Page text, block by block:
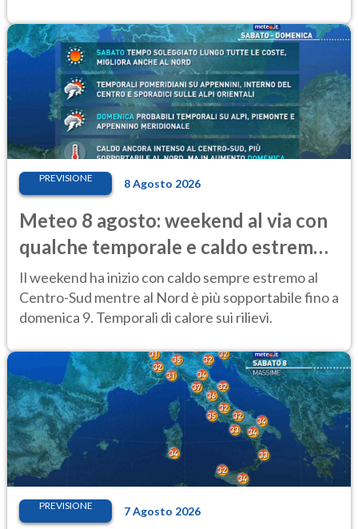
PREVISIONE 8 Agosto 2026
Meteo 8 agosto: weekend al via con
qualche temporale e caldo estremo
al Centro-Sud
Il weekend ha inizio con caldo sempre estremo al
Centro-Sud mentre al Nord è più sopportabile fino a
domenica 9. Temporali di calore sui rilievi.
PREVISIONE 7 Agosto 2026